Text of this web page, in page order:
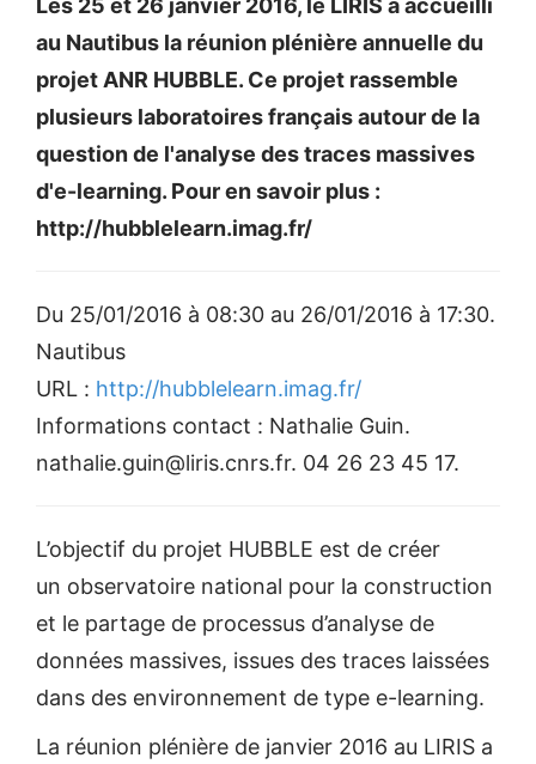
Les 25 et 26 janvier 2016, le LIRIS a accueilli
au Nautibus la réunion plénière annuelle du
projet ANR HUBBLE. Ce projet rassemble
plusieurs laboratoires français autour de la
question de l'analyse des traces massives
d'e-learning. Pour en savoir plus :
http://hubblelearn.imag.fr/
Du 25/01/2016 à 08:30 au 26/01/2016 à 17:30.
Nautibus
URL : http://hubblelearn.imag.fr/
Informations contact : Nathalie Guin.
nathalie.guin@liris.cnrs.fr. 04 26 23 45 17.
L’objectif du projet HUBBLE est de créer
un observatoire national pour la construction
et le partage de processus d’analyse de
données massives, issues des traces laissées
dans des environnement de type e-learning.
La réunion plénière de janvier 2016 au LIRIS a